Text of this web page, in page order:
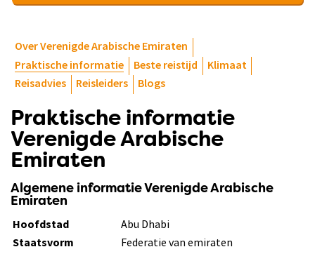
Over Verenigde Arabische Emiraten
Praktische informatie
Beste reistijd
Klimaat
Reisadvies
Reisleiders Blogs
Praktische informatie
Verenigde Arabische
Emiraten
Algemene informatie Verenigde Arabische
Emiraten
Hoofdstad
Abu Dhabi
Staatsvorm
Federatie van emiraten